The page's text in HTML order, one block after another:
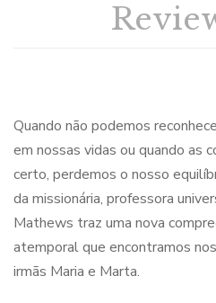
Quando não podemos
em nossas vidas ou quando as
certo, perdemos o nosso
da missionária, professora
Mathews traz uma nova
atemporal que encontramos
irmãs Maria e Marta.